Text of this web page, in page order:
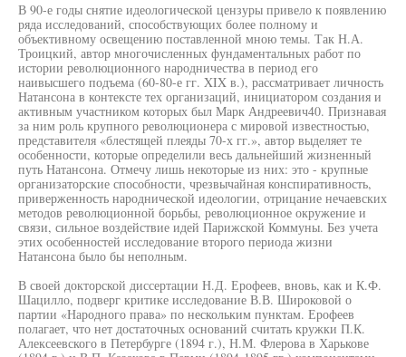
В 90-е годы снятие идеологической цензуры привело к появлению
ряда исследований, способствующих более полному и
объективному освещению поставленной мною темы. Так Н.А.
Троицкий, автор многочисленных фундаментальных работ по
истории революционного народничества в период его
наивысшего подъема (60-80-е гг. XIX в.), рассматривает личность
Натансона в контексте тех организаций, инициатором создания и
активным участником которых был Марк Андреевич40. Признавая
за ним роль крупного революционера с мировой известностью,
представителя «блестящей плеяды 70-х гг.», автор выделяет те
особенности, которые определили весь дальнейший жизненный
путь Натансона. Отмечу лишь некоторые из них: это - крупные
организаторские способности, чрезвычайная конспиративность,
приверженность народнической идеологии, отрицание нечаевских
методов революционной борьбы, революционное окружение и
связи, сильное воздействие идей Парижской Коммуны. Без учета
этих особенностей исследование второго периода жизни
Натансона было бы неполным.
В своей докторской диссертации Н.Д. Ерофеев, вновь, как и К.Ф.
Шацилло, подверг критике исследование В.В. Широковой о
партии «Народного права» по нескольким пунктам. Ерофеев
полагает, что нет достаточных оснований считать кружки П.К.
Алексеевского в Петербурге (1894 г.), Н.М. Флерова в Харькове